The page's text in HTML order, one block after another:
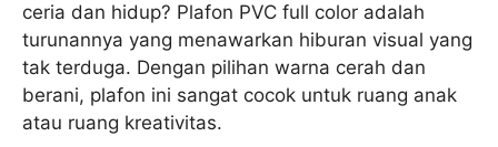
ceria dan hidup? Plafon PVC full color adalah
turunannya yang menawarkan hiburan visual yang
tak terduga. Dengan pilihan warna cerah dan
berani, plafon ini sangat cocok untuk ruang anak
atau ruang kreativitas.